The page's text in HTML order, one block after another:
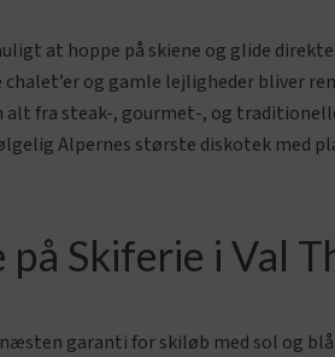
at hoppe på skiene og glide
og gamle lejligheder bliver
fra steak-, gourmet-, og
Alpernes største diskotek med
Skiferie i Val
garanti for skiløb med sol og